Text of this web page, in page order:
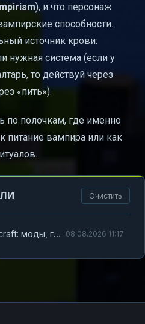
), и что персонаж
способности.
источник крови:
нужная система (если у
то действуй через
«пить»).
по полочкам, где именно
питание вампира или как
Очистить
Как «пить кровь» в Minecraft: моды, где это работает, и как запустить механику правильно 08.08.2026 11:17